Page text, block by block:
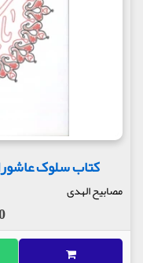
کتاب سلوک
مصابیح الهدی